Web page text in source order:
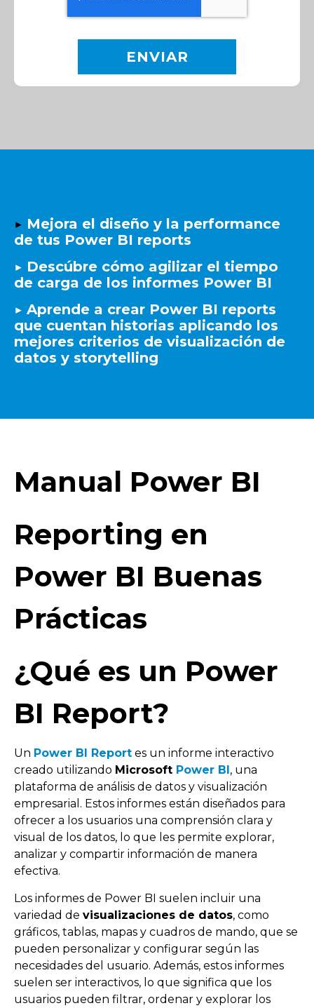
▶️ Mejora el diseño y la performance
de tus Power BI reports
▶️ Descúbre cómo agilizar el tiempo
de carga de los informes Power BI
▶️ Aprende a crear Power BI reports
que cuentan historias aplicando los
mejores criterios de visualización de
datos y storytelling
Manual Power BI
Reporting en
Power BI Buenas
Prácticas
¿Qué es un Power
BI Report?
Un Power BI Report es un informe interactivo
creado utilizando Microsoft Power BI , una
plataforma de análisis de datos y visualización
empresarial. Estos informes están diseñados para
ofrecer a los usuarios una comprensión clara y
visual de los datos, lo que les permite explorar,
analizar y compartir información de manera
efectiva.
Los informes de Power BI suelen incluir una
variedad de visualizaciones de datos, como
gráficos, tablas, mapas y cuadros de mando, que se
pueden personalizar y configurar según las
necesidades del usuario. Además, estos informes
suelen ser interactivos, lo que significa que los
usuarios pueden filtrar, ordenar y explorar los